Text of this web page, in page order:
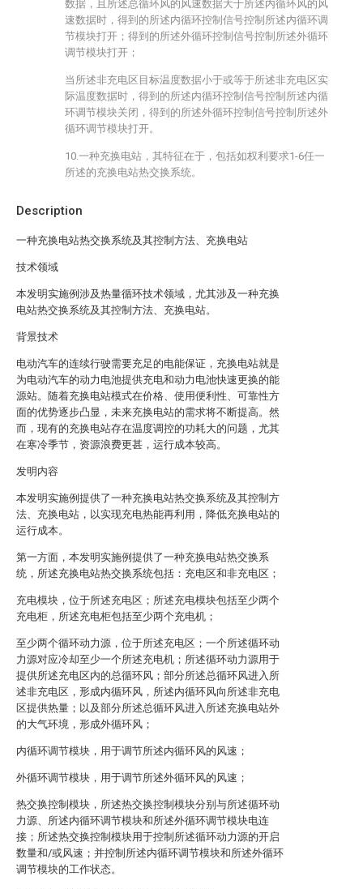
Description
一种充换电站热交换系统及其控制方法、充换电站
技术领域
本发明实施例涉及热量循环技术领域，尤其涉及一种充换
电站热交换系统及其控制方法、充换电站。
背景技术
电动汽车的连续行驶需要充足的电能保证，充换电站就是
为电动汽车的动力电池提供充电和动力电池快速更换的能
源站。随着充换电站模式在价格、使用便利性、可靠性方
面的优势逐步凸显，未来充换电站的需求将不断提高。然
而，现有的充换电站存在温度调控的功耗大的问题，尤其
在寒冷季节，资源浪费更甚，运行成本较高。
发明内容
本发明实施例提供了一种充换电站热交换系统及其控制方
法、充换电站，以实现充电热能再利用，降低充换电站的
运行成本。
第一方面，本发明实施例提供了一种充换电站热交换系
统，所述充换电站热交换系统包括：充电区和非充电区；
充电模块，位于所述充电区；所述充电模块包括至少两个
充电柜，所述充电柜包括至少两个充电机；
至少两个循环动力源，位于所述充电区；一个所述循环动
力源对应冷却至少一个所述充电机；所述循环动力源用于
提供所述充电区内的总循环风；部分所述总循环风进入所
述非充电区，形成内循环风，所述内循环风向所述非充电
区提供热量；以及部分所述总循环风进入所述充换电站外
的大气环境，形成外循环风；
内循环调节模块，用于调节所述内循环风的风速；
外循环调节模块，用于调节所述外循环风的风速；
热交换控制模块，所述热交换控制模块分别与所述循环动
力源、所述内循环调节模块和所述外循环调节模块电连
接；所述热交换控制模块用于控制所述循环动力源的开启
数量和/或风速；并控制所述内循环调节模块和所述外循环
调节模块的工作状态。
数据，且所述总循环风的风速数据大于所述内循环风的风
速数据时，得到的所述内循环控制信号控制所述内循环调
节模块打开；得到的所述外循环控制信号控制所述外循环
调节模块打开；
当所述非充电区目标温度数据小于或等于所述非充电区实
际温度数据时，得到的所述内循环控制信号控制所述内循
环调节模块关闭，得到的所述外循环控制信号控制所述外
循环调节模块打开。
10.一种充换电站，其特征在于，包括如权利要求1-6任一
所述的充换电站热交换系统。